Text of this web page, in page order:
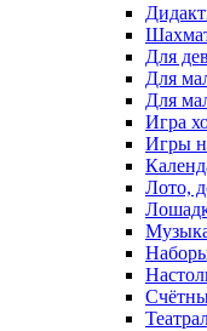
Для
Для
Для
Игра
Игры
Лото,